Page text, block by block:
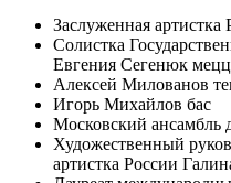
Заслуженная
Солистка
Евгения Сегенюк
Алексей Милованов
Игорь Михайлов бас
Московский
Художественный
артистка России